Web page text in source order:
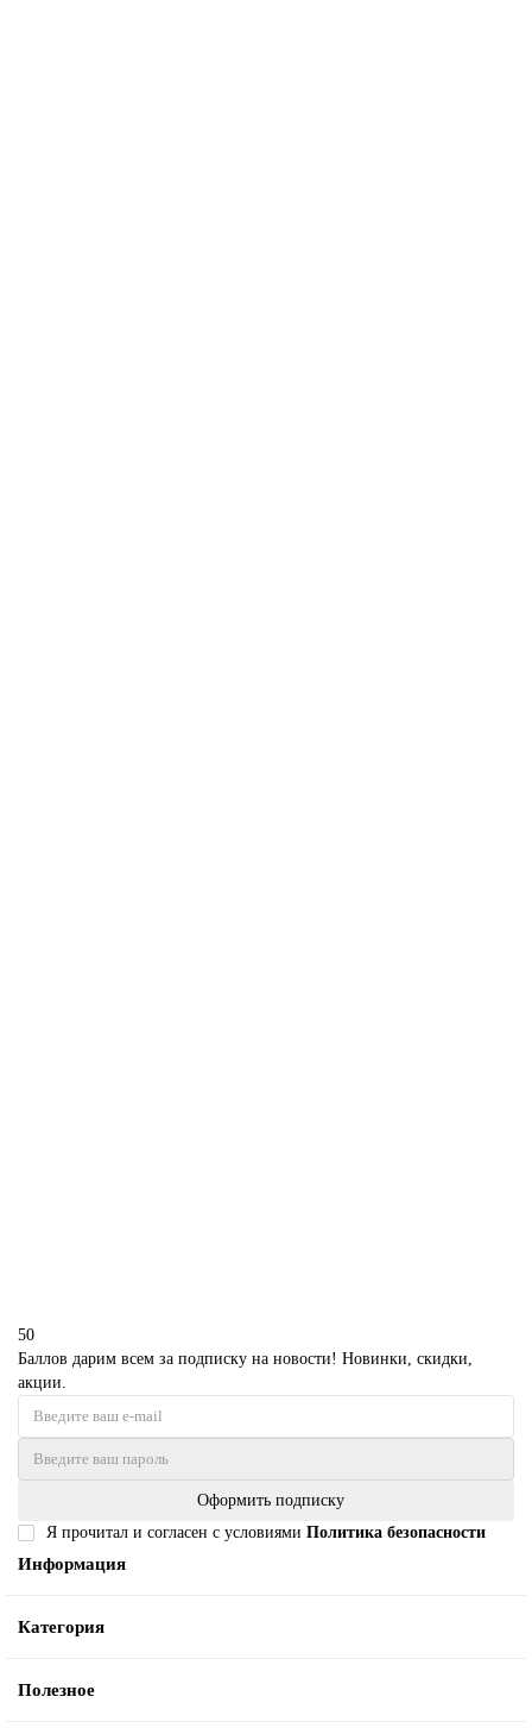
50
Баллов дарим всем за подписку на новости! Новинки, скидки,
акции.
Оформить подписку
Я прочитал и согласен с условиями Политика безопасности
Информация
Категория
Полезное